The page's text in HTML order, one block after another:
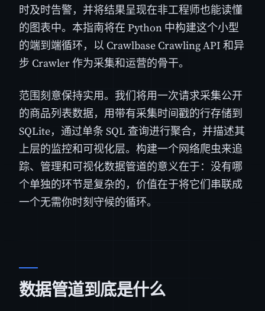
时及时告警，并将结果呈现在非工程师也能读懂
的图表中。本指南将在 Python 中构建这个小型
的端到端循环，以 Crawlbase Crawling API 和异
步 Crawler 作为采集和运营的骨干。
范围刻意保持实用。我们将用一次请求采集公开
的商品列表数据，用带有采集时间戳的行存储到
SQLite，通过单条 SQL 查询进行聚合，并描述其
上层的监控和可视化层。构建一个网络爬虫来追
踪、管理和可视化数据管道的意义在于：没有哪
个单独的环节是复杂的，价值在于将它们串联成
一个无需你时刻守候的循环。
数据管道到底是什么